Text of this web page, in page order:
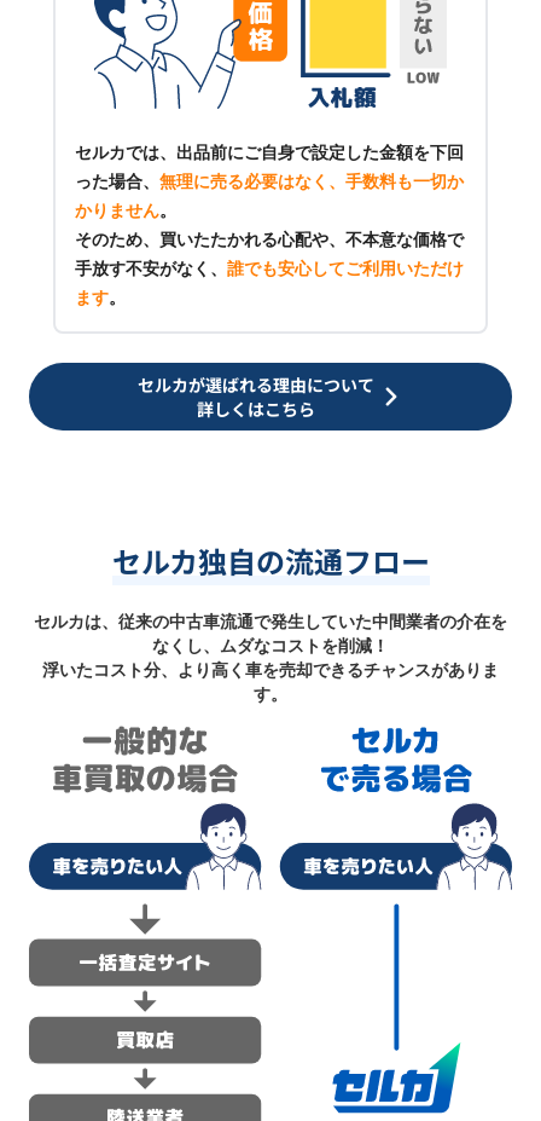
セルカでは、出品前にご自身で設定した金額を下回
った場合、 無理に売る必要はなく、手数料も一切か
かりません。
そのため、買いたたかれる心配や、不本意な価格で
手放す不安がなく、 誰でも安心してご利用いただけ
ます。
セルカが選ばれる理由について
詳しくはこちら
セルカ独自の流通フロー
セルカは、従来の中古車流通で発生していた中間業者の介在を
なくし、ムダなコストを削減！
浮いたコスト分、より高く車を売却できるチャンスがありま
す。